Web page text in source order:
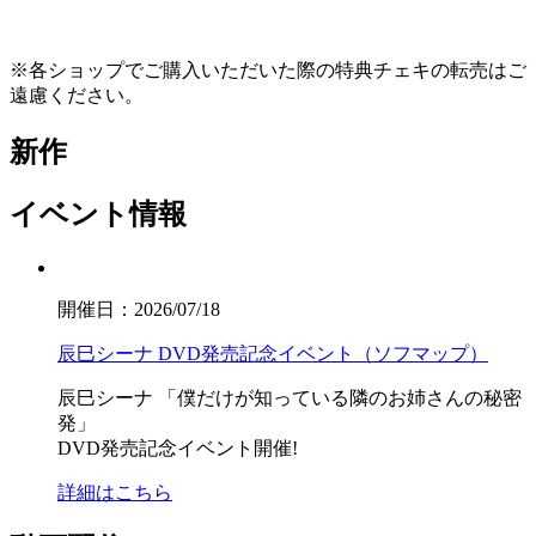
※各ショップでご購入いただいた際の特典チェキの転売はご
遠慮ください。
新作
イベント情報
開催日：2026/07/18
辰巳シーナ DVD発売記念イベント（ソフマップ）
辰巳シーナ
「僕だけが知っている隣のお姉さんの秘密
発」
DVD発売記念イベント開催!
詳細はこちら